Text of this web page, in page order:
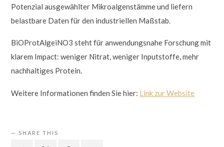
Potenzial ausgewählter Mikroalgenstämme und liefern
belastbare Daten für den industriellen Maßstab.
BiOProtAlgeiNO3 steht für anwendungsnahe Forschung mit
klarem Impact: weniger Nitrat, weniger Inputstoffe, mehr
nachhaltiges Protein.
Weitere Informationen finden Sie hier: Link zur Website
SHARE THIS